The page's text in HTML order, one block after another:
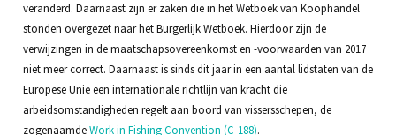
veranderd. Daarnaast zijn er zaken die in het Wetboek van Koophandel
stonden overgezet naar het Burgerlijk Wetboek. Hierdoor zijn de
verwijzingen in de maatschapsovereenkomst en -voorwaarden van 2017
niet meer correct. Daarnaast is sinds dit jaar in een aantal lidstaten van de
Europese Unie een internationale richtlijn van kracht die
arbeidsomstandigheden regelt aan boord van vissersschepen, de
zogenaamdeWork in Fishing Convention (C-188).